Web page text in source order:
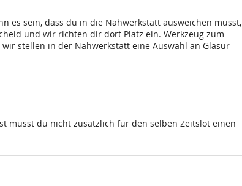
es sein, dass du in die Nähwerkstatt ausweichen musst,
und wir richten dir dort Platz ein. Werkzeug zum
stellen in der Nähwerkstatt eine Auswahl an Glasur
musst du nicht zusätzlich für den selben Zeitslot einen